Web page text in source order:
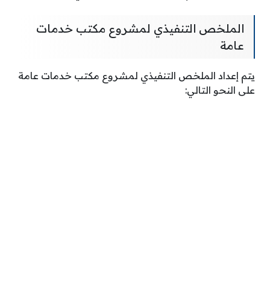
الملخص التنفيذي لمشروع مكتب خدمات
عامة
يتم إعداد الملخص التنفيذي لمشروع مكتب خدمات عامة
على النحو التالي: